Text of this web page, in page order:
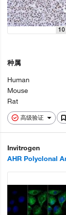
高级验证
10
种属
Human
Mouse
Rat
Invitrogen
AHR Polyclonal